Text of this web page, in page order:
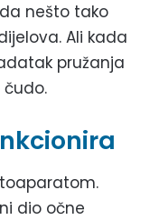
nešto tako
Ali kada
pružanja
dio očne